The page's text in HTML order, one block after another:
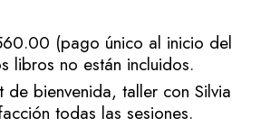
(pago único al inicio del
libros no están incluidos.
de bienvenida, taller con Silvia
todas las sesiones.